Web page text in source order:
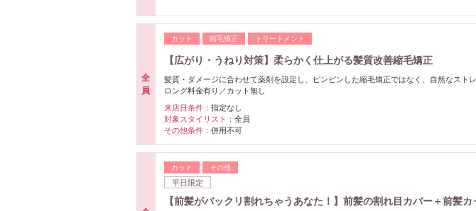
全
員
カット 縮毛矯正 トリートメント
【広がり・うねり対策】柔らかく仕上がる髪質改善縮毛矯正
髪質・ダメージに合わせて薬剤を設定し、ピンピンした縮毛矯正ではなく、自然なスト
ロング料金有り／カット無し
来店日条件： 指定なし
対象スタイリスト： 全員
その他条件： 併用不可
カット その他
平日限定
【前髪がパックリ割れちゃうあなた！】前髪の割れ目カバー＋前髪カ